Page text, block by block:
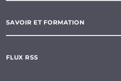
SAVOIR ET FORMATION
FLUX RSS